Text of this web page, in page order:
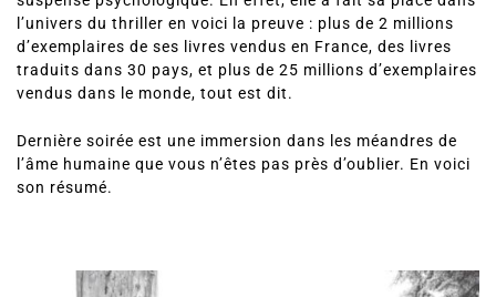
devenue ces dernières années la nouvelle reine du
suspense psychologique. En effet, elle a fait sa place dans
l’univers du thriller en voici la preuve : plus de 2 millions
d’exemplaires de ses livres vendus en France, des livres
traduits dans 30 pays, et plus de 25 millions d’exemplaires
Dernière soirée est une immersion dans les méandres de
l’âme humaine que vous n’êtes pas près d’oublier. En voici